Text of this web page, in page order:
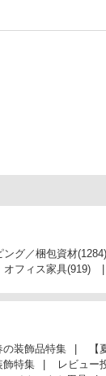
ング／梱包資材(1284)
オフィス家具(919)
の装飾品特集
飾特集 レビュー